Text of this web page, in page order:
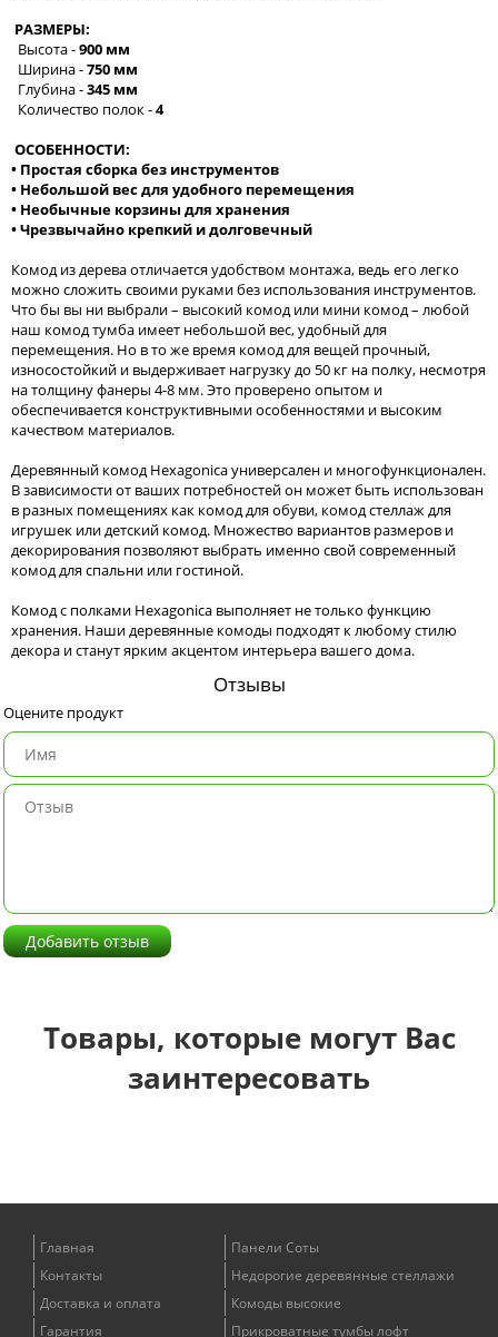
РАЗМЕРЫ:
Высота -900 мм
Ширина -750 мм
Глубина -345 мм
Количество полок -4
ОСОБЕННОСТИ:
• Простая сборка без инструментов
• Небольшой вес для удобного перемещения
• Необычные корзины для хранения
• Чрезвычайно крепкий и долговечный
Комод из дерева отличается удобством монтажа, ведь его легко
можно сложить своими руками без использования инструментов.
Что бы вы ни выбрали – высокий комод или мини комод – любой
наш комод тумба имеет небольшой вес, удобный для
перемещения. Но в то же время комод для вещей прочный,
износостойкий и выдерживает нагрузку до 50 кг на полку, несмотря
на толщину фанеры 4-8 мм. Это проверено опытом и
обеспечивается конструктивными особенностями и высоким
качеством материалов.
Деревянный комод Hexagonica универсален и многофункционален.
В зависимости от ваших потребностей он может быть использован
в разных помещениях как комод для обуви, комод стеллаж для
игрушек или детский комод. Множество вариантов размеров и
декорирования позволяют выбрать именно свой современный
комод для спальни или гостиной.
Комод с полками Hexagonica выполняет не только функцию
хранения. Наши деревянные комоды подходят к любому стилю
декора и станут ярким акцентом интерьера вашего дома.
Отзывы
Оцените продукт
Добавить отзыв
Товары, которые могут Вас
заинтересовать
Главная
Контакты
Доставка и оплата
Гарантия
Панели Соты
Недорогие деревянные стеллажи
Комоды высокие
Прикроватные тумбы лофт